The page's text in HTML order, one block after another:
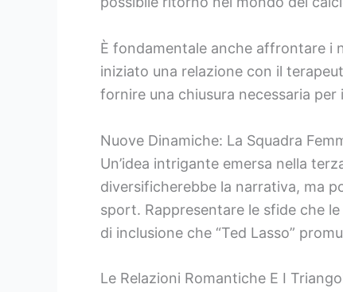
È fondamentale anche affrontare i
iniziato una relazione con il
fornire una chiusura necessaria
Nuove Dinamiche: La Squadra
Un’idea intrigante emersa nella
diversificherebbe la narrativa, ma
sport. Rappresentare le sfide che
di inclusione che “Ted Lasso”
Le Relazioni Romantiche E I